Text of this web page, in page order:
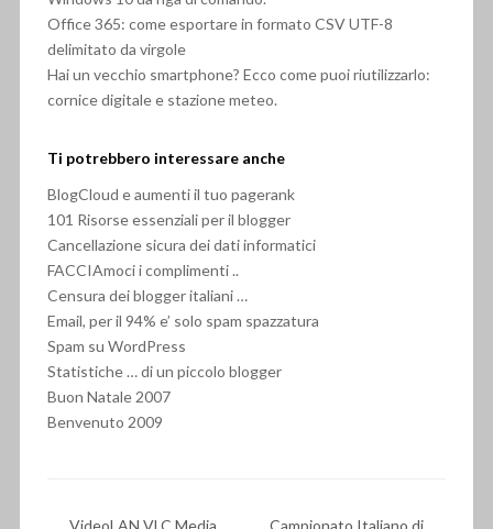
Office 365: come esportare in formato CSV UTF-8
delimitato da virgole
Hai un vecchio smartphone? Ecco come puoi riutilizzarlo:
cornice digitale e stazione meteo.
Ti potrebbero interessare anche
BlogCloud e aumenti il tuo pagerank
101 Risorse essenziali per il blogger
Cancellazione sicura dei dati informatici
FACCIAmoci i complimenti ..
Censura dei blogger italiani …
Email, per il 94% e’ solo spam spazzatura
Spam su WordPress
Statistiche … di un piccolo blogger
Buon Natale 2007
Benvenuto 2009
VideoLAN VLC Media Campionato Italiano di